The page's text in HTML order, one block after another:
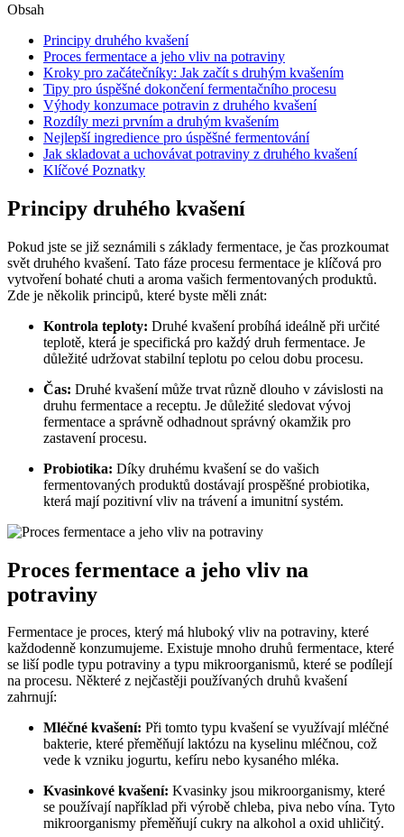
Obsah
Principy druhého kvašení
Proces fermentace a jeho vliv na potraviny
Kroky pro začátečníky: Jak začít s druhým kvašením
Tipy pro úspěšné dokončení fermentačního procesu
Výhody konzumace potravin z druhého kvašení
Rozdíly mezi prvním a druhým kvašením
Nejlepší ingredience pro úspěšné fermentování
Jak skladovat a uchovávat potraviny z druhého kvašení
Klíčové Poznatky
Principy druhého kvašení
Pokud jste se již seznámili s základy fermentace, je čas prozkoumat
svět druhého kvašení. Tato fáze procesu fermentace je klíčová pro
vytvoření bohaté chuti a aroma vašich fermentovaných produktů.
Zde je několik principů, které byste měli znát:
Kontrola teploty: Druhé kvašení probíhá ideálně při určité
teplotě, která je specifická pro každý druh fermentace. Je
důležité udržovat stabilní teplotu po celou dobu procesu.
Čas: Druhé kvašení může trvat různě dlouho v závislosti na
druhu fermentace a receptu. Je důležité sledovat vývoj
fermentace a správně odhadnout správný okamžik pro
zastavení procesu.
Probiotika: Díky druhému kvašení se do vašich
fermentovaných produktů dostávají prospěšné probiotika,
která mají pozitivní vliv na trávení a imunitní systém.
Proces fermentace a jeho vliv na
potraviny
Fermentace je proces, který má hluboký vliv na potraviny, které
každodenně konzumujeme. Existuje mnoho druhů fermentace, které
se liší podle typu potraviny a typu mikroorganismů, které se podílejí
na procesu. Některé z nejčastěji používaných druhů kvašení
zahrnují:
Mléčné kvašení: Při tomto typu kvašení se využívají mléčné
bakterie, které přeměňují laktózu na kyselinu mléčnou, což
vede k vzniku jogurtu, kefíru nebo kysaného mléka.
Kvasinkové kvašení: Kvasinky jsou mikroorganismy, které
se používají například při výrobě chleba, piva nebo vína. Tyto
mikroorganismy přeměňují cukry na alkohol a oxid uhličitý.